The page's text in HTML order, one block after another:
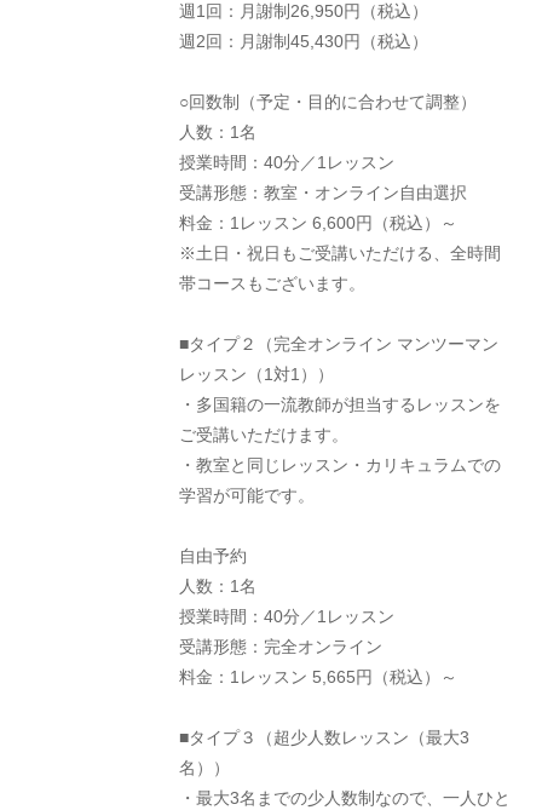
週1回：月謝制26,950円（税込）
週2回：月謝制45,430円（税込）
○回数制（予定・目的に合わせて調整）
人数：1名
授業時間：40分／1レッスン
受講形態：教室・オンライン自由選択
料金：1レッスン 6,600円（税込）～
※土日・祝日もご受講いただける、全時間
帯コースもございます。
■タイプ２（完全オンライン マンツーマン
レッスン（1対1））
・多国籍の一流教師が担当するレッスンを
ご受講いただけます。
・教室と同じレッスン・カリキュラムでの
学習が可能です。
自由予約
人数：1名
授業時間：40分／1レッスン
受講形態：完全オンライン
料金：1レッスン 5,665円（税込）～
■タイプ３（超少人数レッスン（最大3
名））
・最大3名までの少人数制なので、一人ひと